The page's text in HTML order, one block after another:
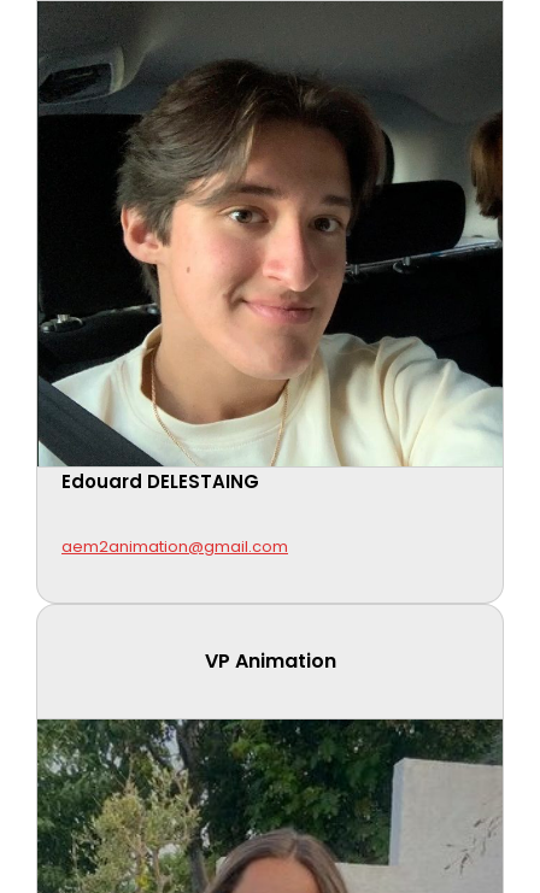
Edouard DELESTAING
aem2animation@gmail.com
VP Animation